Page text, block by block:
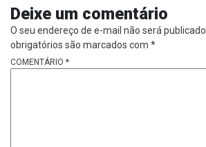
Deixe um comentário
O seu endereço de e-mail não será publicado.
obrigatórios são marcados com *
COMENTÁRIO *